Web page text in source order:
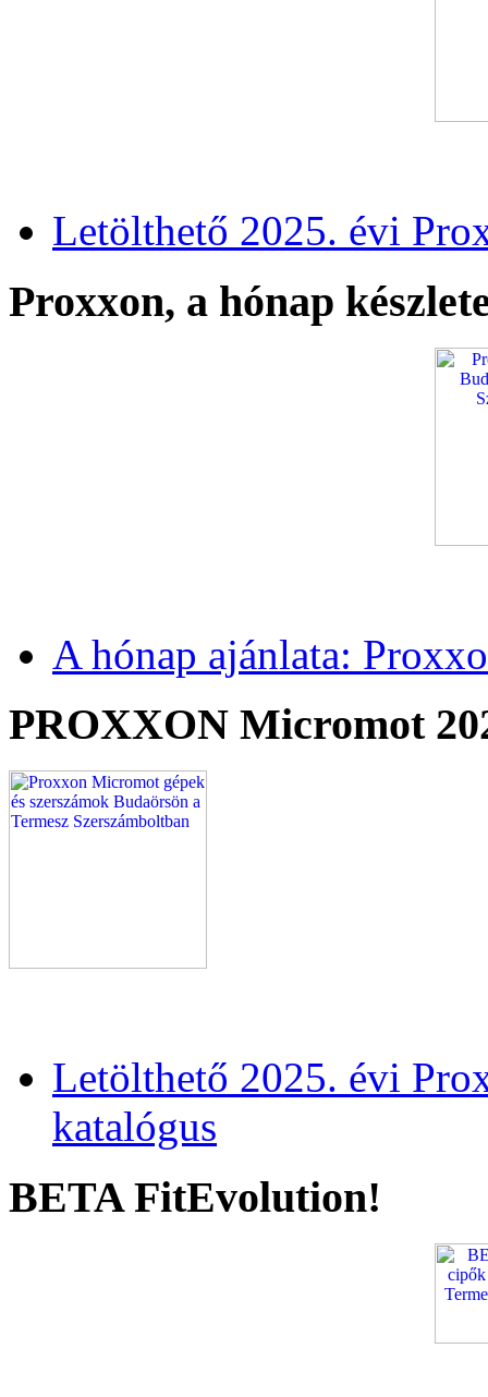
Letölthető 2025. évi
Proxxon, a hónap
A hónap ajánlata:
PROXXON Micromot
Letölthető 2025. évi
katalógus
BETA FitEvolution!